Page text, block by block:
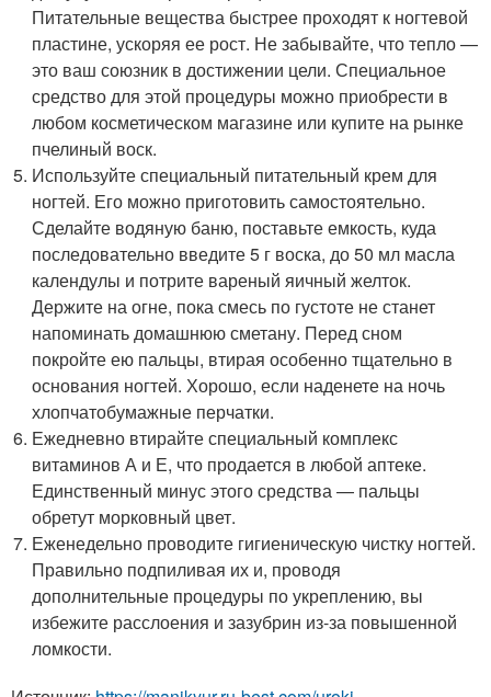
Питательные вещества быстрее проходят к ногтевой
пластине, ускоряя ее рост. Не забывайте, что тепло —
это ваш союзник в достижении цели. Специальное
средство для этой процедуры можно приобрести в
любом косметическом магазине или купите на рынке
пчелиный воск.
Используйте специальный питательный крем для
ногтей. Его можно приготовить самостоятельно.
Сделайте водяную баню, поставьте емкость, куда
последовательно введите 5 г воска, до 50 мл масла
календулы и потрите вареный яичный желток.
Держите на огне, пока смесь по густоте не станет
напоминать домашнюю сметану. Перед сном
покройте ею пальцы, втирая особенно тщательно в
основания ногтей. Хорошо, если наденете на ночь
хлопчатобумажные перчатки.
Ежедневно втирайте специальный комплекс
витаминов А и Е, что продается в любой аптеке.
Единственный минус этого средства — пальцы
обретут морковный цвет.
Еженедельно проводите гигиеническую чистку ногтей.
Правильно подпиливая их и, проводя
дополнительные процедуры по укреплению, вы
избежите расслоения и зазубрин из-за повышенной
ломкости.